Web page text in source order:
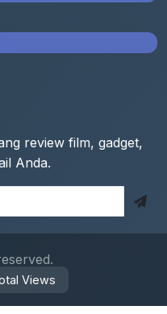
review film, gadget,
Anda.
Views